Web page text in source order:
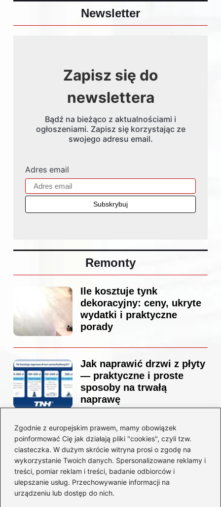
Zgodnie z europejskim prawem, mamy obowiązek
poinformować Cię jak działają pliki "cookies", czyli tzw.
ciasteczka. W dużym skrócie witryna prosi o zgodę na
wykorzystanie Twoich danych. Spersonalizowane reklamy i
treści, pomiar reklam i treści, badanie odbiorców i
ulepszanie usług. Przechowywanie informacji na
urządzeniu lub dostęp do nich.
Newsletter
Zapisz się do
newslettera
Bądź na bieżąco z aktualnościami i
ogłoszeniami. Zapisz się korzystając ze
swojego adresu email.
Adres email
Remonty
Ile kosztuje tynk
dekoracyjny: ceny, ukryte
wydatki i praktyczne
porady
Jak naprawić drzwi z płyty
— praktyczne i proste
sposoby na trwałą
naprawę
Ile kosztuje projekt
łazienki u architekta —
ceny, które naprawdę
zaskoczą